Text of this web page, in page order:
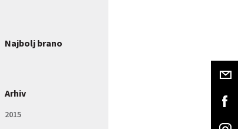
Najbolj brano
Arhiv
2015